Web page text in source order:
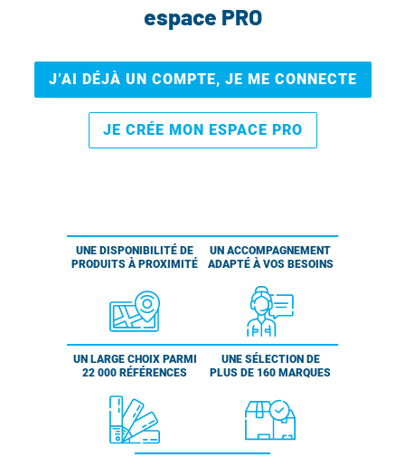
espace PRO
J’AI DÉJÀ UN COMPTE, JE ME CONNECTE
JE CRÉE MON ESPACE PRO
UNE DISPONIBILITÉ DE
PRODUITS À PROXIMITÉ
UN ACCOMPAGNEMENT
ADAPTÉ À VOS BESOINS
UN LARGE CHOIX PARMI
22 000 RÉFÉRENCES
UNE SÉLECTION DE
PLUS DE 160 MARQUES